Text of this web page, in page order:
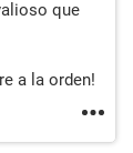
que
a la orden!